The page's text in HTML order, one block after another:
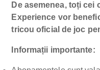
De asemenea, toți cei
Experience vor
tricou oficial de joc
Informații importante: